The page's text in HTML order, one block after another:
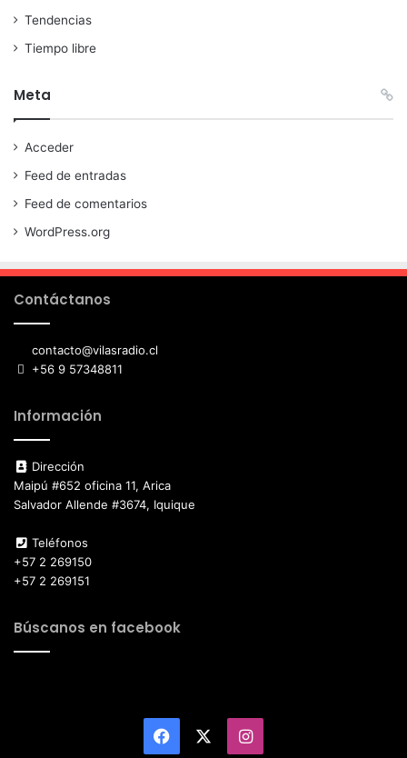
Tendencias
Tiempo libre
Meta
Acceder
Feed de entradas
Feed de comentarios
WordPress.org
Contáctanos
contacto@vilasradio.cl
+56 9 57348811
Información
Dirección
Maipú #652 oficina 11, Arica
Salvador Allende #3674, Iquique
Teléfonos
+57 2 269150
+57 2 269151
Búscanos en facebook
Facebook Instagram